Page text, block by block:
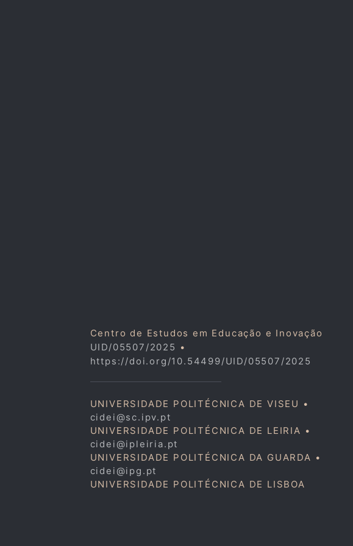
Centro de Estudos em Educação e Inovação
UID/05507/2025 •
https://doi.org/10.54499/UID/05507/2025
UNIVERSIDADE POLITÉCNICA DE VISEU •
cidei@sc.ipv.pt
UNIVERSIDADE POLITÉCNICA DE LEIRIA •
cidei@ipleiria.pt
UNIVERSIDADE POLITÉCNICA DA GUARDA •
cidei@ipg.pt
UNIVERSIDADE POLITÉCNICA DE LISBOA